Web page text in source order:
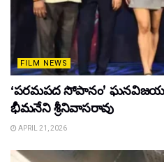
FILM NEWS
‘పరమపద సోపానం’ ఘనవిజయం
భీమనేని శ్రీనివాసరావు
APRIL 21, 2026